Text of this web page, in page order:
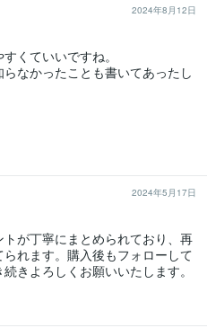
2024年8月12日
くていいですね。
なかったことも書いてあったし
2024年5月17日
が丁寧にまとめられており、再
れます。購入後もフォローして
きよろしくお願いいたします。